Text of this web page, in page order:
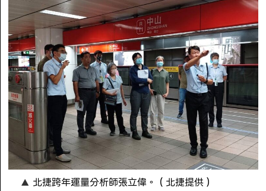
北捷跨年運量分析師張立偉。（北捷提供）